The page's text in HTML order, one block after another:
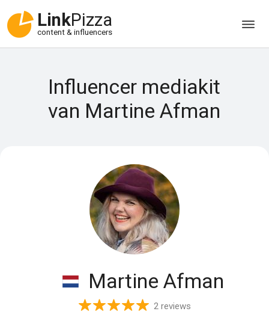
LinkPizza
content & influencers
Influencer mediakit
van Martine Afman
Martine Afman
2 reviews